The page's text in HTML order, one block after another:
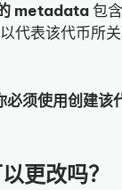
metadata包
代表该代币所
必须使用创建该
更改吗？